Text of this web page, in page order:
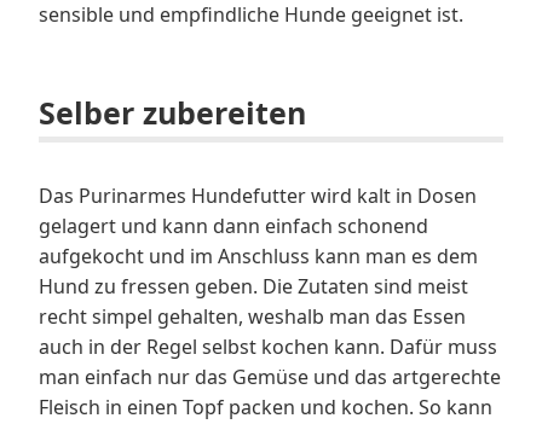
sensible und empfindliche Hunde geeignet ist.
Selber zubereiten
Das Purinarmes Hundefutter wird kalt in Dosen
gelagert und kann dann einfach schonend
aufgekocht und im Anschluss kann man es dem
Hund zu fressen geben. Die Zutaten sind meist
recht simpel gehalten, weshalb man das Essen
auch in der Regel selbst kochen kann. Dafür muss
man einfach nur das Gemüse und das artgerechte
Fleisch in einen Topf packen und kochen. So kann